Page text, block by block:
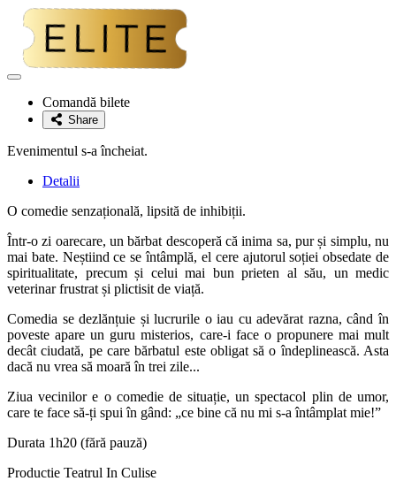
Adaugă
favoriteComandă bilete
Share
Evenimentul s-a încheiat.
Detalii
O comedie senzațională, lipsită de inhibiții.
Într-o zi oarecare, un bărbat descoperă că inima sa, pur și simplu, nu
mai bate. Neștiind ce se întâmplă, el cere ajutorul soției obsedate de
spiritualitate, precum și celui mai bun prieten al său, un medic
veterinar frustrat și plictisit de viață.
Comedia se dezlănțuie și lucrurile o iau cu adevărat razna, când în
poveste apare un guru misterios, care-i face o propunere mai mult
decât ciudată, pe care bărbatul este obligat să o îndeplinească. Asta
dacă nu vrea să moară în trei zile...
Ziua vecinilor e o comedie de situație, un spectacol plin de umor,
care te face să-ți spui în gând: „ce bine că nu mi s-a întâmplat mie!”
Durata 1h20 (fără pauză)
Productie Teatrul In Culise